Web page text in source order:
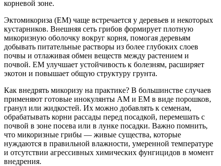
корневой зоне.
Эктомикориза (EM) чаще встречается у деревьев и некоторых
кустарников. Внешняя сеть грибов формирует плотную
микоризную оболочку вокруг корня, помогая деревьям
добывать питательные растворы из более глубоких слоев
почвы и отлаживая обмен веществ между растением и
почвой. EM улучшает устойчивость к болезням, расширяет
экотон и повышает общую структуру грунта.
Как внедрять микоризу на практике? В большинстве случаев
применяют готовые инокулянты AM и EM в виде порошков,
гранул или жидкостей. Их можно добавлять к семенам,
обрабатывать корни рассады перед посадкой, перемешать с
почвой в зоне посева или в лунке посадки. Важно помнить,
что микоризные грибы — живые существа, которые
нуждаются в правильной влажности, умеренной температуре
и отсутствии агрессивных химических фунгицидов в момент
внедрения.